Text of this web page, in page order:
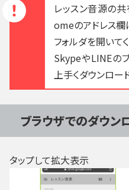
レッスン音源の
omeのアドレス欄
フォルダを開いて
SkypeやLINEの
上手くダウンロー
ブラウザでのダウン
タップして拡大表示